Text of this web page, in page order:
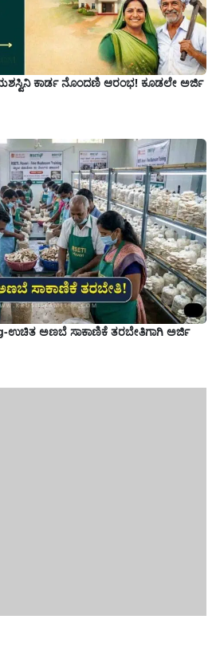
ಕಾರ್ಡ ನೊಂದಣಿ ಆರಂಭ! ಕೂಡಲೇ ಅರ್ಜಿ
ಉಚಿತ ಅಣಬೆ ಸಾಕಾಣಿಕೆ ತರಬೇತಿಗಾಗಿ ಅರ್ಜಿ